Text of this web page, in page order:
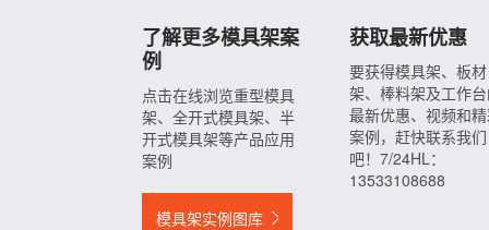
了解更多模具架案
例
点击在线浏览重型模具
架、全开式模具架、半
开式模具架等产品应用
案例
模具架实例图库
获取最新优惠
要获得模具架、板材
架、棒料架及工作
最新优惠、视频和
案例，赶快联系我们
吧！7/24HL：
13533108688